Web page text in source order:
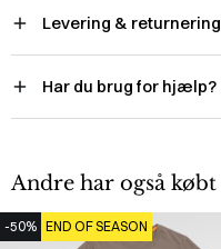
Levering & returnering
Har du brug for hjælp?
Andre har også købt
-50% END OF SEASON